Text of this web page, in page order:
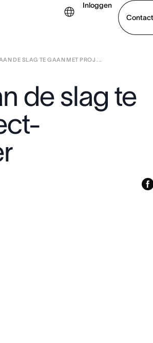
Inloggen
Contact opnemen met verkoop
DE SLAG TE GAAN MET PROJ ...
de slag te